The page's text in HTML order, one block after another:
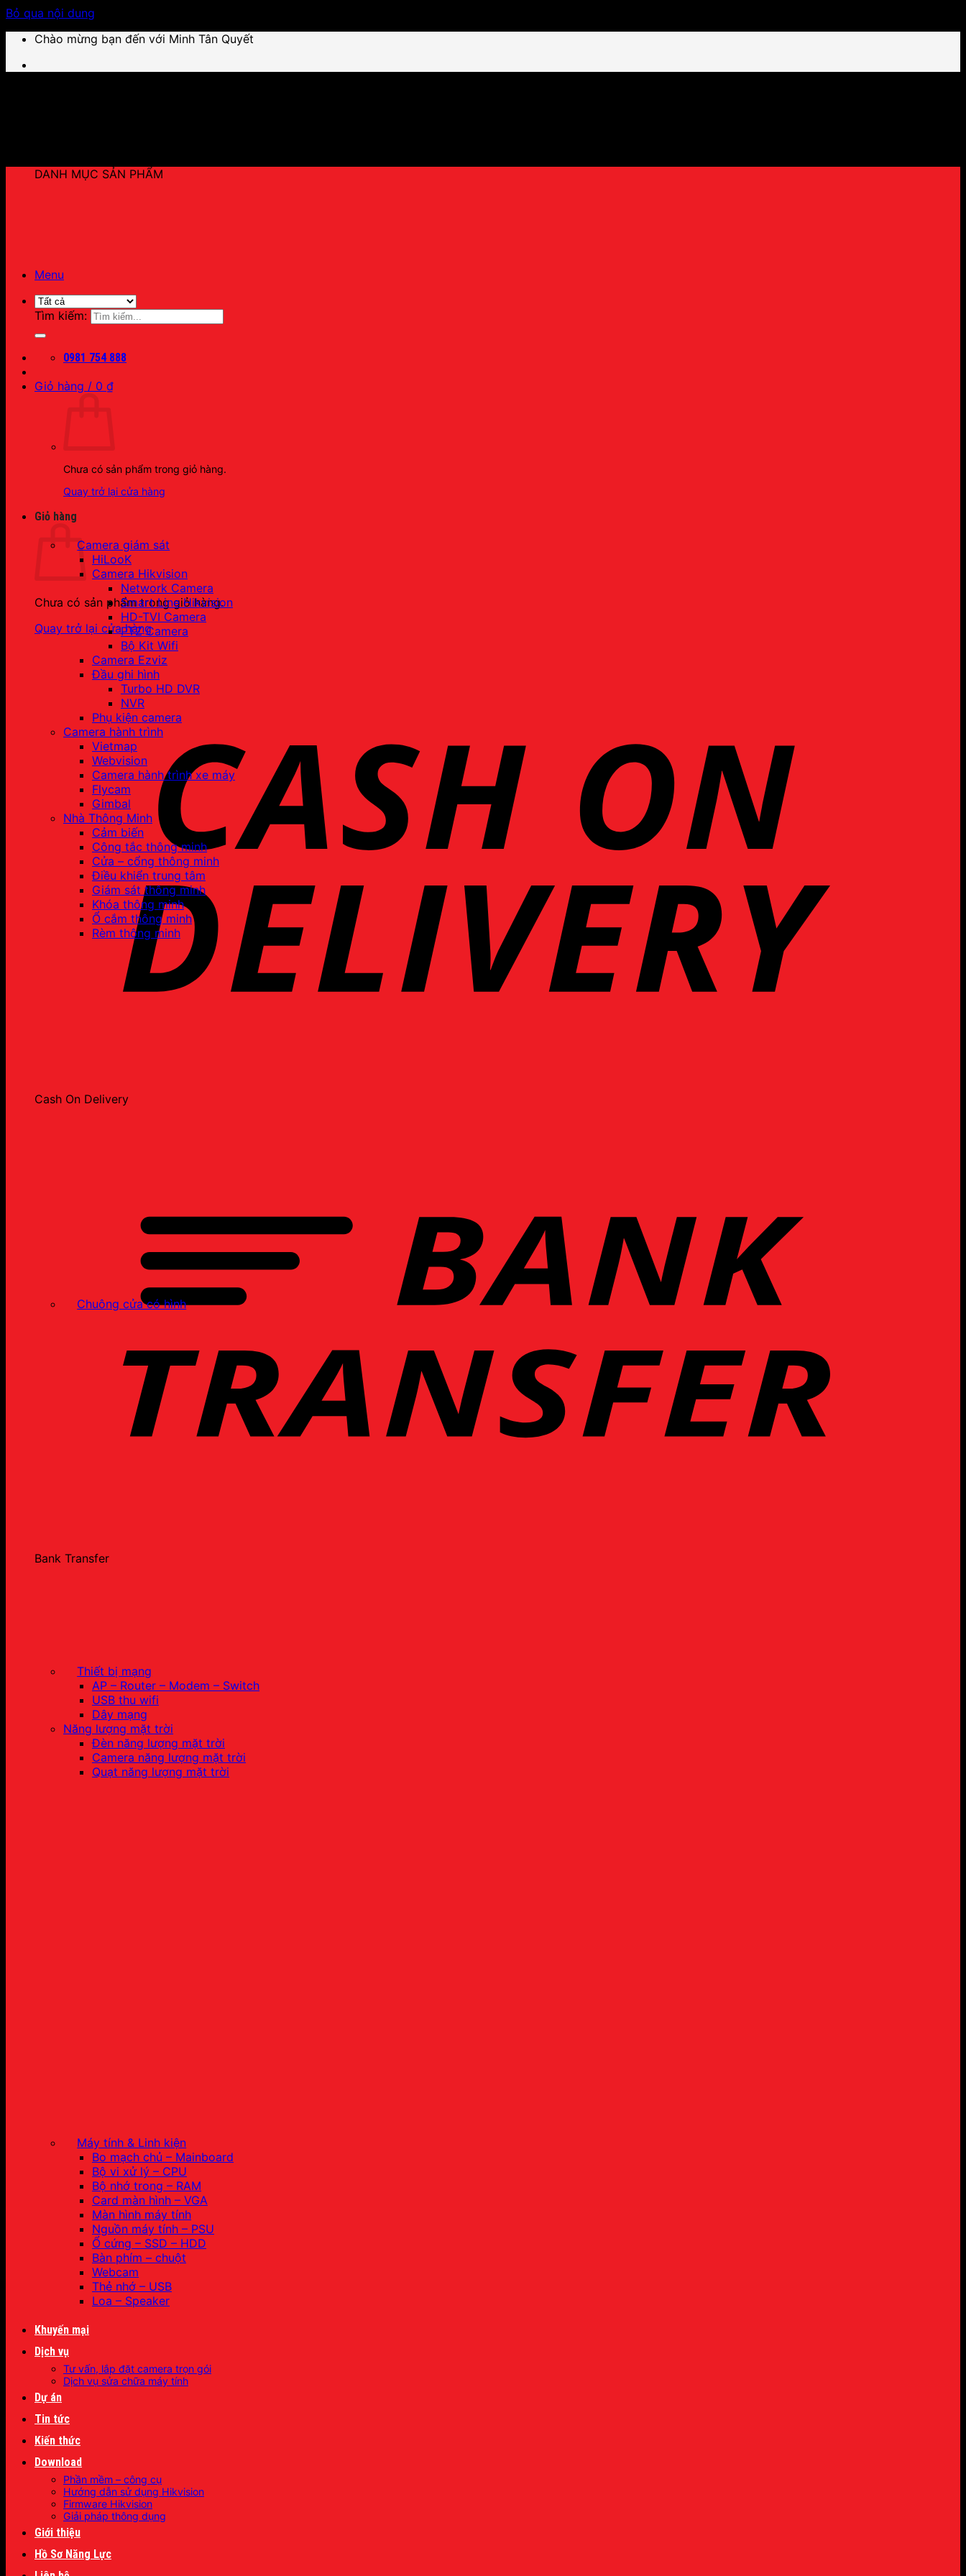
Bỏ qua nội dung
Chào mừng bạn đến với Minh Tân Quyết
Menu
Tìm kiếm:
0981 754 888
Giỏ hàng / 0 ₫
Chưa có sản phẩm trong giỏ hàng.
Quay trở lại cửa hàng
Giỏ hàng
Chưa có sản phẩm trong giỏ hàng.
Quay trở lại cửa hàng
Cash On Delivery
Bank Transfer
DANH MỤC SẢN PHẨM
Camera giám sát
HiLooK
Camera Hikvision
Network Camera
Smart Line Hikvision
HD-TVI Camera
PTZ Camera
Bộ Kit Wifi
Camera Ezviz
Đầu ghi hình
Turbo HD DVR
NVR
Phụ kiện camera
Camera hành trình
Vietmap
Webvision
Camera hành trình xe máy
Flycam
Gimbal
Nhà Thông Minh
Cảm biến
Công tắc thông minh
Cửa – cổng thông minh
Điều khiển trung tâm
Giám sát thông minh
Khóa thông minh
Ổ cắm thông minh
Rèm thông minh
Chuông cửa có hình
Thiết bị mạng
AP – Router – Modem – Switch
USB thu wifi
Dây mạng
Năng lượng mặt trời
Đèn năng lượng mặt trời
Camera năng lượng mặt trời
Quạt năng lượng mặt trời
Máy tính & Linh kiện
Bo mạch chủ – Mainboard
Bộ vi xử lý – CPU
Bộ nhớ trong – RAM
Card màn hình – VGA
Màn hình máy tính
Nguồn máy tính – PSU
Ổ cứng – SSD – HDD
Bàn phím – chuột
Webcam
Thẻ nhớ – USB
Loa – Speaker
Khuyến mại
Dịch vụ
Tư vấn, lắp đặt camera trọn gói
Dịch vụ sửa chữa máy tính
Dự án
Tin tức
Kiến thức
Download
Phần mềm – công cụ
Hướng dẫn sử dụng Hikvision
Firmware Hikvision
Giải pháp thông dụng
Giới thiệu
Hồ Sơ Năng Lực